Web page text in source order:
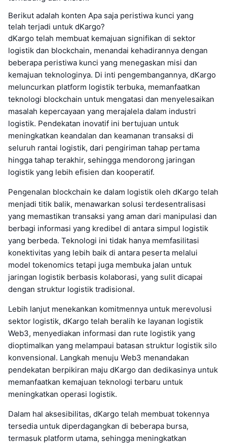
Berikut adalah konten Apa saja peristiwa kunci yang
telah terjadi untuk dKargo?
dKargo telah membuat kemajuan signifikan di sektor
logistik dan blockchain, menandai kehadirannya dengan
beberapa peristiwa kunci yang menegaskan misi dan
kemajuan teknologinya. Di inti pengembangannya, dKargo
meluncurkan platform logistik terbuka, memanfaatkan
teknologi blockchain untuk mengatasi dan menyelesaikan
masalah kepercayaan yang merajalela dalam industri
logistik. Pendekatan inovatif ini bertujuan untuk
meningkatkan keandalan dan keamanan transaksi di
seluruh rantai logistik, dari pengiriman tahap pertama
hingga tahap terakhir, sehingga mendorong jaringan
logistik yang lebih efisien dan kooperatif.
Pengenalan blockchain ke dalam logistik oleh dKargo telah
menjadi titik balik, menawarkan solusi terdesentralisasi
yang memastikan transaksi yang aman dari manipulasi dan
berbagi informasi yang kredibel di antara simpul logistik
yang berbeda. Teknologi ini tidak hanya memfasilitasi
konektivitas yang lebih baik di antara peserta melalui
model tokenomics tetapi juga membuka jalan untuk
jaringan logistik berbasis kolaborasi, yang sulit dicapai
dengan struktur logistik tradisional.
Lebih lanjut menekankan komitmennya untuk merevolusi
sektor logistik, dKargo telah beralih ke layanan logistik
Web3, menyediakan informasi dan rute logistik yang
dioptimalkan yang melampaui batasan struktur logistik silo
konvensional. Langkah menuju Web3 menandakan
pendekatan berpikiran maju dKargo dan dedikasinya untuk
memanfaatkan kemajuan teknologi terbaru untuk
meningkatkan operasi logistik.
Dalam hal aksesibilitas, dKargo telah membuat tokennya
tersedia untuk diperdagangkan di beberapa bursa,
termasuk platform utama, sehingga meningkatkan